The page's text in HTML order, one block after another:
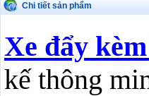
Chi tiết sản phẩm
Xe đẩy
kế thông